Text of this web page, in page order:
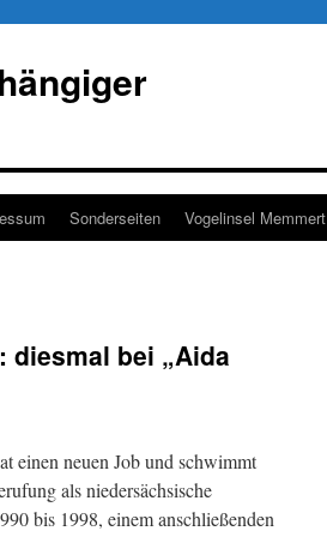
Sonderseiten Vogelinsel Memmert
diesmal bei „Aida
einen neuen Job und schwimmt
als niedersächsische
bis 1998, einem anschließenden